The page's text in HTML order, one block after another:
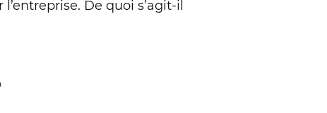
De quoi s’agit-il